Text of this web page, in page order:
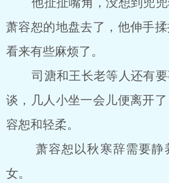
萧容恕的地盘去了，他伸手
看来有些麻烦了。
司溏和王长老等人还有要
谈，几人小坐一会儿便离开
容恕和轻柔。
萧容恕以秋寒辞需要静
女。